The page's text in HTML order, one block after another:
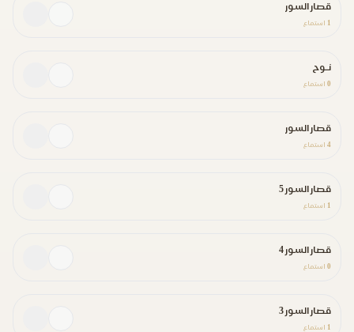
قصار السور
1 استماع
نـوح
0 استماع
قصار السور
4 استماع
قصار السور 5
1 استماع
قصار السور 4
0 استماع
قصار السور 3
1 استماع